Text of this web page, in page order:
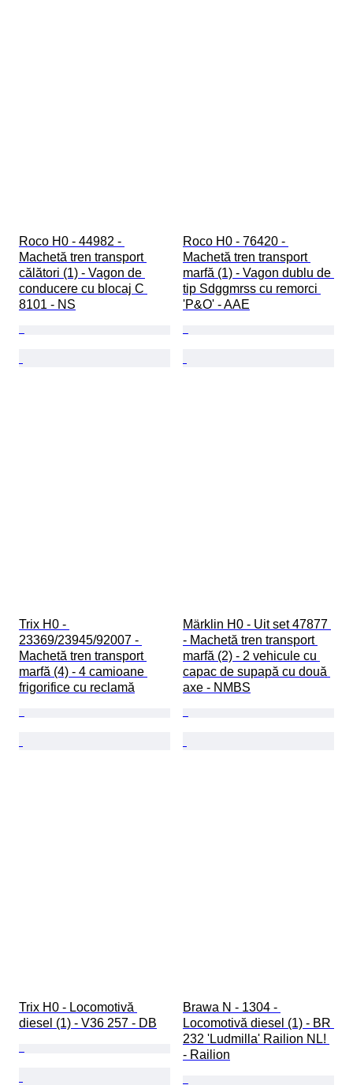
Roco H0 - 44982 -
Machetă tren transport
călători (1) - Vagon de
conducere cu blocaj C
8101 - NS
Roco H0 - 76420 -
Machetă tren transport
marfă (1) - Vagon dublu de
tip Sdggmrss cu remorci
'P&O' - AAE
Trix H0 -
23369/23945/92007 -
Machetă tren transport
marfă (4) - 4 camioane
frigorifice cu reclamă
Märklin H0 - Uit set 47877
- Machetă tren transport
marfă (2) - 2 vehicule cu
capac de supapă cu două
axe - NMBS
Trix H0 - Locomotivă
diesel (1) - V36 257 - DB
Brawa N - 1304 -
Locomotivă diesel (1) - BR
232 'Ludmilla' Railion NL!
- Railion